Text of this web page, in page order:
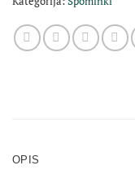
OPIS